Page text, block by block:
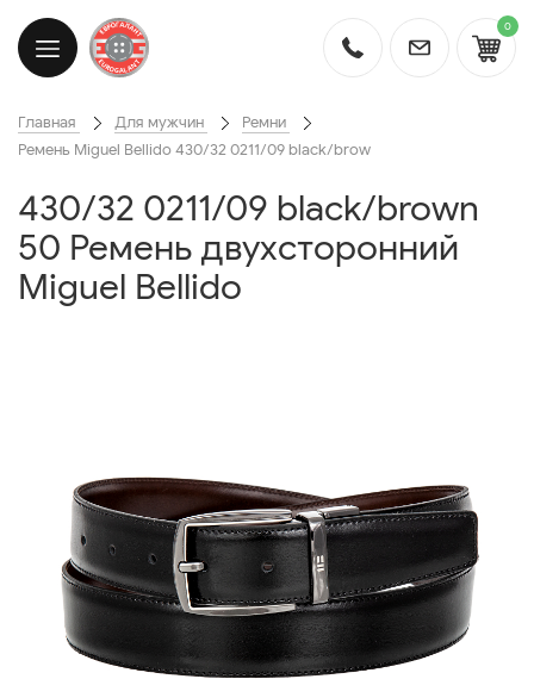
0
Главная Для мужчин
Ремни
Ремень Miguel Bellido 430/32 0211/09 black/brow
430/32 0211/09 black/brown
50 Ремень двухсторонний
Miguel Bellido